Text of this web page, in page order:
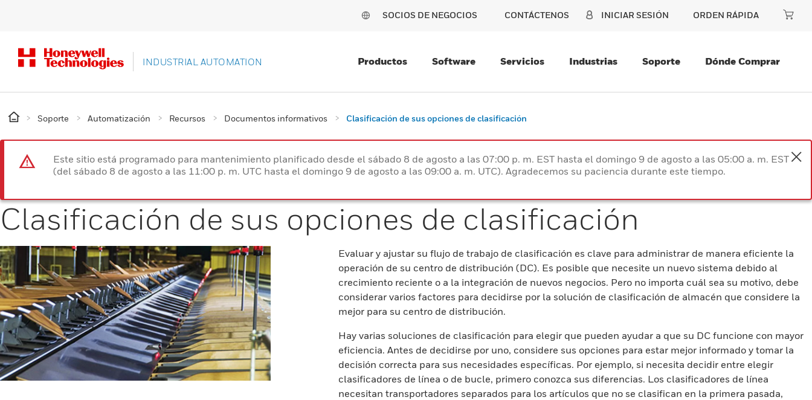
SOCIOS DE NEGOCIOS CONTÁCTENOS INICIAR SESIÓN ORDEN RÁPIDA
INDUSTRIAL AUTOMATION Productos Software Servicios Industrias Soporte Dónde Comprar
Soporte Automatización Recursos Documentos informativos Clasificación de sus opciones de clasificación
Este sitio está programado para mantenimiento planificado desde el sábado 8 de agosto a las 07:00 p. m. EST hasta el domingo 9 de agosto a las 05:00 a. m. EST
(del sábado 8 de agosto a las 11:00 p. m. UTC hasta el domingo 9 de agosto a las 09:00 a. m. UTC). Agradecemos su paciencia durante este tiempo.
Clasificación de sus opciones de clasificación
Evaluar y ajustar su flujo de trabajo de clasificación es clave para administrar de manera eficiente la
operación de su centro de distribución (DC). Es posible que necesite un nuevo sistema debido al
crecimiento reciente o a la integración de nuevos negocios. Pero no importa cuál sea su motivo, debe
considerar varios factores para decidirse por la solución de clasificación de almacén que considere la
mejor para su centro de distribución.
Hay varias soluciones de clasificación para elegir que pueden ayudar a que su DC funcione con mayor
eficiencia. Antes de decidirse por uno, considere sus opciones para estar mejor informado y tomar la
decisión correcta para sus necesidades específicas. Por ejemplo, si necesita decidir entre elegir
clasificadores de línea o de bucle, primero conozca sus diferencias. Los clasificadores de línea
necesitan transportadores separados para los artículos que no se clasifican en la primera pasada,